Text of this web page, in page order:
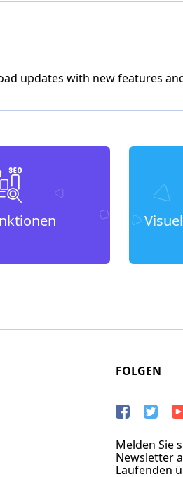
updates with new features
FOLGEN
Melden Sie
Newsletter
Laufenden